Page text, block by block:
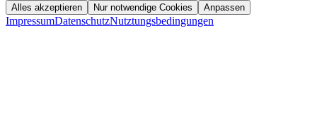
Alles akzeptieren Nur notwendige Cookies Anpassen
ImpressumDatenschutzNutztungsbedingungen